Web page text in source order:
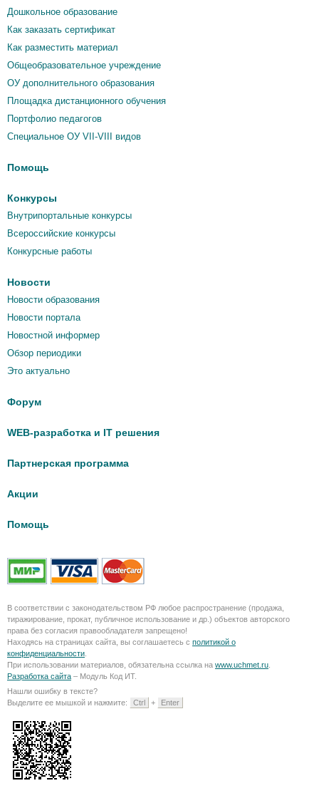
Дошкольное образование
Как заказать сертификат
Как разместить материал
Общеобразовательное учреждение
ОУ дополнительного образования
Площадка дистанционного обучения
Портфолио педагогов
Специальное ОУ VII-VIII видов
Помощь
Конкурсы
Внутрипортальные конкурсы
Всероссийские конкурсы
Конкурсные работы
Новости
Новости образования
Новости портала
Новостной информер
Обзор периодики
Это актуально
Форум
WEB-разработка и IT решения
Партнерская программа
Акции
Помощь
В соответствии с законодательством РФ любое распространение (продажа,
тиражирование, прокат, публичное использование и др.) объектов авторского
права без согласия правообладателя запрещено!
Находясь на страницах сайта, вы соглашаетесь с политикой о
конфиденциальности
При использовании материалов, обязательна ссылка на www.uchmet.ru
Разработка сайта – Модуль Код ИТ.
Нашли ошибку в тексте?
Выделите ее мышкой и нажмите:
Ctrl + Enter